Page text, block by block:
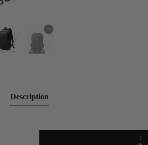
Description